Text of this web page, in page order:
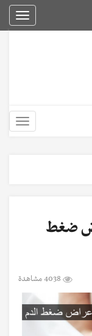
Toggle
Toggle
ضغط
4038 مشاهدة